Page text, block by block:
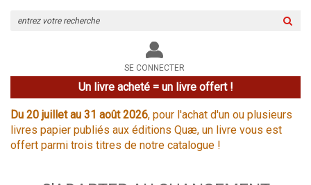
le
site
SE CONNECTER
Un livre acheté = un livre offert !
Du 20 juillet au 31 août 2026, pour l'achat d'un ou plusieurs
livres papier publiés aux éditions Quæ, un livre vous est
offert parmi trois titres de notre catalogue !